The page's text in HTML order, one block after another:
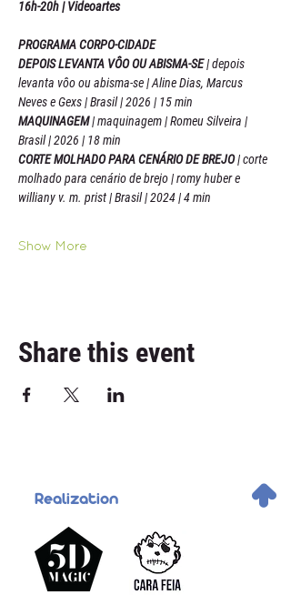
16h-20h | Videoartes
PROGRAMA CORPO-CIDADE
DEPOIS LEVANTA VÔO OU ABISMA-SE | depois
levanta vôo ou abisma-se | Aline Dias, Marcus
Neves e Gexs | Brasil | 2026 | 15 min
MAQUINAGEM | maquinagem | Romeu Silveira |
Brasil | 2026 | 18 min
CORTE MOLHADO PARA CENÁRIO DE BREJO | corte
molhado para cenário de brejo | romy huber e
williany v. m. prist | Brasil | 2024 | 4 min
Show More
Share this event
Realization .